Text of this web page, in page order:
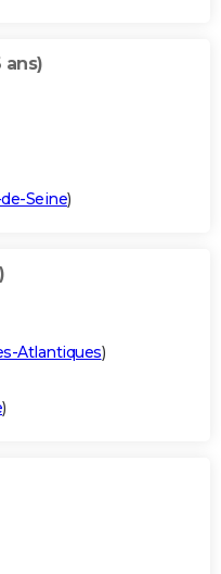
ans)
Seine)
Atlantiques)
)